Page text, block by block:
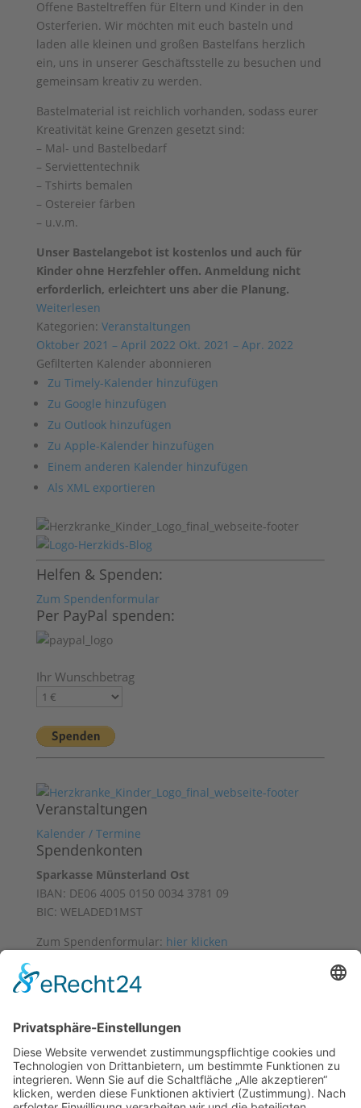
Offene Basteltreffen für Eltern und Kinder in den
Osterferien. Wir möchten mit euch basteln und
laden alle kleinen und großen Bastelfans herzlich
ein, uns in unserer Geschäftsstelle zu besuchen und
gemeinsam kreativ zu werden.
Bastelmaterial ist reichlich vorhanden, sodass eurer
Kreativität keine Grenzen gesetzt sind:
– Mal- und Bastelbedarf
– Serviettentechnik
– Tshirts bemalen
– Ostereier färben
– u.v.m.
Unser Bastelangebot ist kostenlos und auch für
Kinder ohne Herzfehler offen. Anmeldung nicht
erforderlich, erleichtert uns aber die Planung.
Weiterlesen
Kategorien: Veranstaltungen
Oktober 2021 – April 2022 Okt. 2021 – Apr. 2022
Gefilterten Kalender abonnieren
Zu Timely-Kalender hinzufügen
Zu Google hinzufügen
Zu Outlook hinzufügen
Zu Apple-Kalender hinzufügen
Einem anderen Kalender hinzufügen
Als XML exportieren
Helfen & Spenden:
Zum Spendenformular
Per PayPal spenden:
Ihr Wunschbetrag
Veranstaltungen
Kalender / Termine
Spendenkonten
Sparkasse Münsterland Ost
IBAN: DE06 4005 0150 0034 3781 09
BIC: WELADED1MST
Zum Spendenformular: hier klicken
Impressum
Facebook
Instagram
Accessibility Toolbar